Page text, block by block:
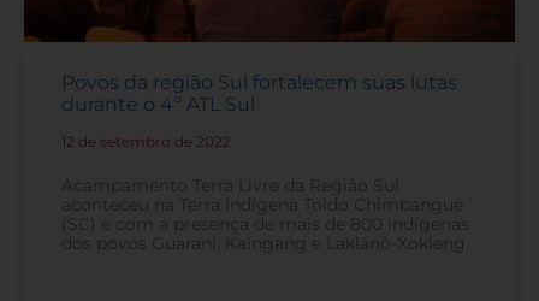
Povos da região Sul fortalecem suas lutas
durante o 4º ATL Sul
12 de setembro de 2022
Acampamento Terra Livre da Região Sul
aconteceu na Terra Indígena Toldo Chimbangue
(SC) e com a presença de mais de 800 indígenas
dos povos Guarani, Kaingang e Laklãnõ-Xokleng.